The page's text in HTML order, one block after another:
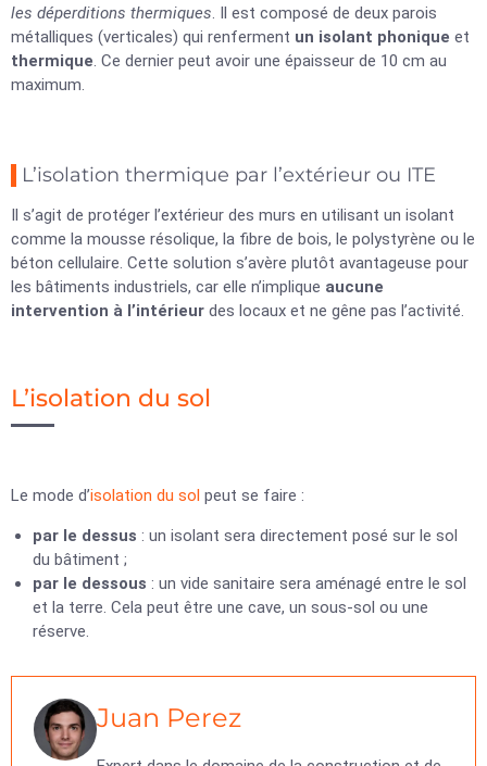
les déperditions thermiques. Il est composé de deux parois
métalliques (verticales) qui renferment un isolant phonique et
thermique. Ce dernier peut avoir une épaisseur de 10 cm au
maximum.
L’isolation thermique par l’extérieur ou ITE
Il s’agit de protéger l’extérieur des murs en utilisant un isolant
comme la mousse résolique, la fibre de bois, le polystyrène ou le
béton cellulaire. Cette solution s’avère plutôt avantageuse pour
les bâtiments industriels, car elle n’implique aucune
intervention à l’intérieur des locaux et ne gêne pas l’activité.
L’isolation du sol
Le mode d’isolation du sol peut se faire :
par le dessus : un isolant sera directement posé sur le sol
du bâtiment ;
par le dessous : un vide sanitaire sera aménagé entre le sol
et la terre. Cela peut être une cave, un sous-sol ou une
réserve.
Juan Perez